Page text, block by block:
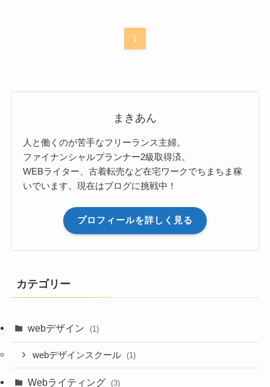
1
まきあん
人と働くのが苦手なフリーランス主婦。
ファイナンシャルプランナー2級取得済。
WEBライター、古着転売など在宅ワークでちまちま稼
いでいます。現在はブログに挑戦中！
プロフィールを詳しく見る
カテゴリー
webデザイン (1)
webデザインスクール (1)
Webライティング (3)